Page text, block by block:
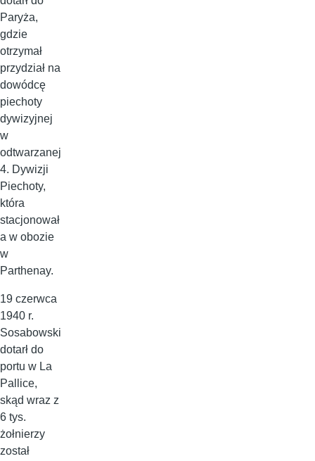
Paryża,
gdzie
otrzymał
przydział na
dowódcę
piechoty
dywizyjnej
w
odtwarzanej
4. Dywizji
Piechoty,
która
stacjonował
a w obozie
w
Parthenay.
19 czerwca
1940 r.
Sosabowski
dotarł do
portu w La
Pallice,
skąd wraz z
6 tys.
żołnierzy
został